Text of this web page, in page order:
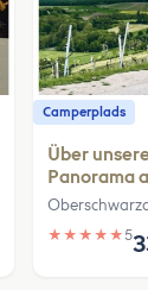
Camperplads
Über
Panorama
★ ★ ★ ★ ★5